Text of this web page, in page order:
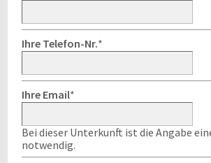
Ihre Telefon-Nr.*
Ihre Email*
Bei dieser Unterkunft ist die Angabe
notwendig.